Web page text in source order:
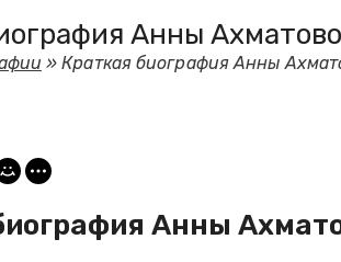
Анны
»Краткая биография Анны
Анны